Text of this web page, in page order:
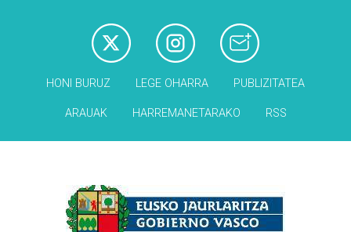
HONI BURUZ LEGE OHARRA PUBLIZITATEA
ARAUAK HARREMANETARAKO RSS